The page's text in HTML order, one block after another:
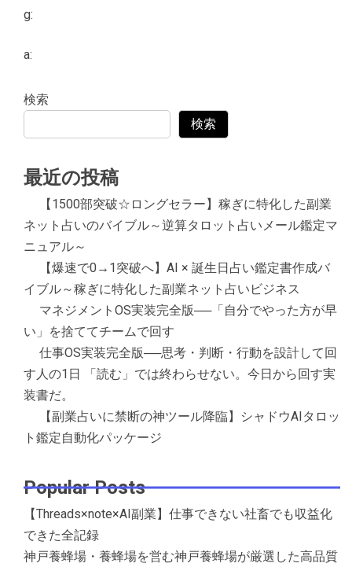
g:
a:
検索
検索
最近の投稿
【1500部突破☆ロングセラー】稼ぎに特化した副業
ネット占いのバイブル～逆算タロット占いメール鑑定マ
ニュアル～
【爆速で0→1突破へ】AI × 誕生日占い鑑定書作成バ
イブル～稼ぎに特化した副業ネット占いビジネス
マネジメントOS実装完全版──「自分でやった方が早
い」を捨ててチームで回す
仕事OS実装完全版──思考・判断・行動を設計して回
す人の1日 「読む」では終わらせない。今日から回す実
装書だ。
【副業占いに禁断の神ツール降臨】シャドウAIタロッ
ト鑑定自動化パッケージ
Popular Posts
【Threads×note×AI副業】仕事できない社畜でも収益化
できた全記録
神戸養蜂場・養蜂場を営む神戸養蜂場が厳選した高品質